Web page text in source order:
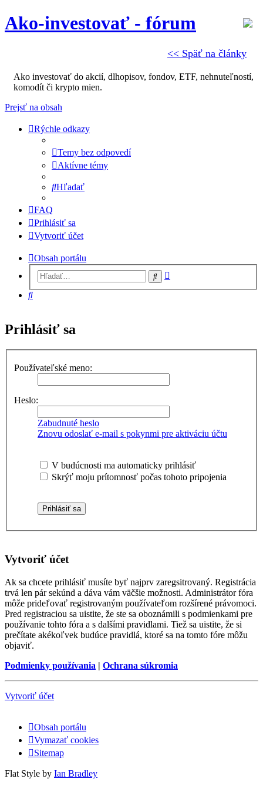
<< Späť na články
Ako-investovať - fórum
Ako investovať do akcií, dlhopisov, fondov, ETF, nehnuteľností,
komodít či krypto mien.
Prejsť na obsah
Rýchle odkazy
Temy bez odpovedí
Aktívne témy
Hľadať
FAQ
Prihlásiť sa
Vytvoriť účet
Obsah portálu
Hľadať
Hľadať
Prihlásiť sa
Používateľské meno:
Heslo:
Zabudnuté heslo
Znovu odoslať e-mail s pokynmi pre aktiváciu účtu
V budúcnosti ma automaticky prihlásiť
Skrýť moju prítomnosť počas tohoto pripojenia
Vytvoriť účet
Ak sa chcete prihlásiť musíte byť najprv zaregsitrovaný. Registrácia
trvá len pár sekúnd a dáva vám väčšie možnosti. Administrátor fóra
môže prideľovať registrovaným používateľom rozšírené právomoci.
Pred registraciou sa uistite, že ste sa oboznámili s podmienkami pre
používanie tohto fóra a s dalšími pravidlami. Tiež sa uistite, že si
prečítate akékoľvek budúce pravidlá, ktoré sa na tomto fóre môžu
objaviť.
Podmienky používania | Ochrana súkromia
Vytvoriť účet
Obsah portálu
Vymazať cookies
Sitemap
Flat Style by Ian Bradley